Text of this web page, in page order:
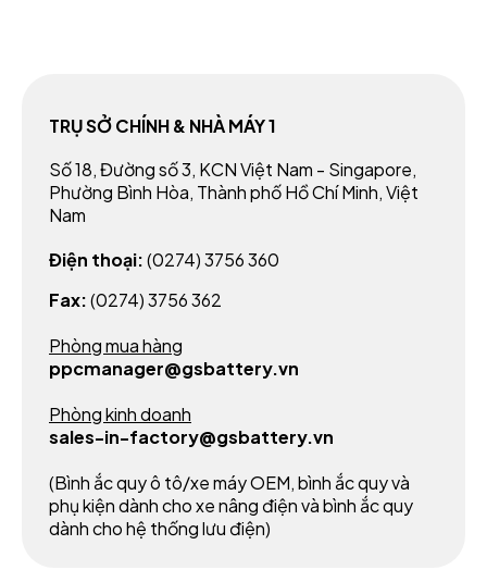
TRỤ SỞ CHÍNH & NHÀ MÁY 1
Số 18, Đường số 3, KCN Việt Nam - Singapore,
Phường Bình Hòa, Thành phố Hồ Chí Minh, Việt
Nam
Điện thoại:(0274) 3756 360
Fax:(0274) 3756 362
Phòng mua hàng
ppcmanager@gsbattery.vn
Phòng kinh doanh
sales-in-factory@gsbattery.vn
(Bình ắc quy ô tô/xe máy OEM, bình ắc quy và
phụ kiện dành cho xe nâng điện và bình ắc quy
dành cho hệ thống lưu điện)